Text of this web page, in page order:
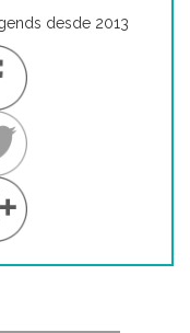
desde 2013